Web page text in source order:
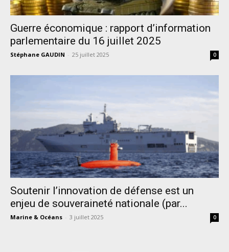
Guerre économique : rapport d’information
parlementaire du 16 juillet 2025
Stéphane GAUDIN - 25 juillet 2025 0
Soutenir l’innovation de défense est un
enjeu de souveraineté nationale (par...
Marine & Océans - 3 juillet 2025 0